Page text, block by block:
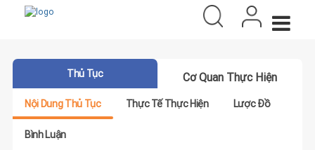
Thủ Tục Cơ Quan Thực Hiện
Nội Dung Thủ Tục Thực Tế Thực Hiện Lược Đồ
Bình Luận